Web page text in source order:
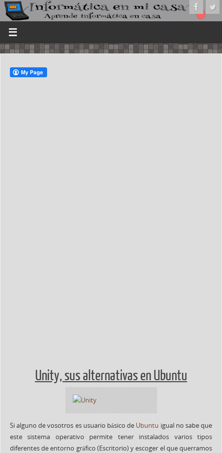
Unity, sus alternativas en Ubuntu
Si alguno de vosotros es usuario básico de Ubuntu igual no sabe que
este sistema operativo permite tener instalados varios tipos
diferentes de entorno gráfico (Escritorio) y escoger el que querramos